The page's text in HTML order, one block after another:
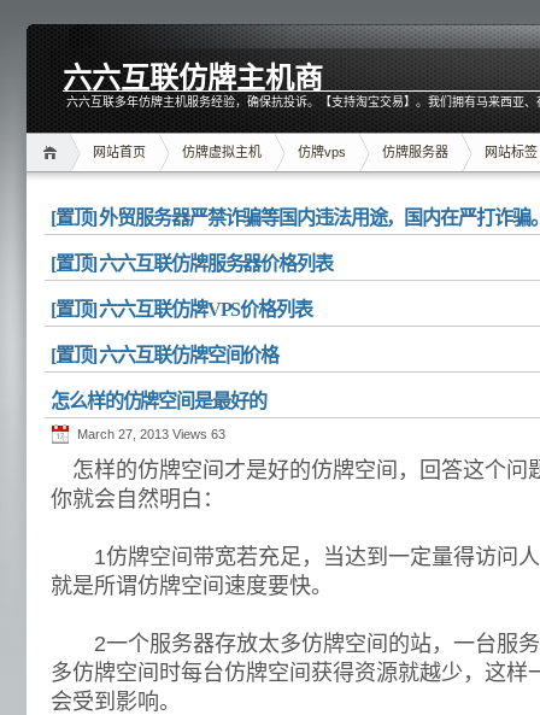
六六互联仿牌主机商
六六互联多年仿牌主机服务经验，确保抗投诉。【支持淘宝交易】。我们拥有马来西亚
网站首页 仿牌虚拟主机 仿牌vps 仿牌服务器 网站标签
[置顶] 外贸服务器严禁诈骗等国内违法用途，国内在严打诈骗
[置顶] 六六互联仿牌服务器价格列表
[置顶] 六六互联仿牌VPS价格列表
[置顶] 六六互联仿牌空间价格
怎么样的仿牌空间是最好的
March 27, 2013 Views 63
怎样的仿牌空间才是好的仿牌空间，回答这个问
你就会自然明白：
1仿牌空间带宽若充足，当达到一定量得访问人
就是所谓仿牌空间速度要快。
2一个服务器存放太多仿牌空间的站，一台服务
多仿牌空间时每台仿牌空间获得资源就越少，这样
会受到影响。